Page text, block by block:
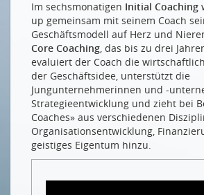
Im sechsmonatigen Initial Coaching
up gemeinsam mit seinem Coach
Geschäftsmodell auf Herz und
Core Coaching , das bis zu drei
evaluiert der Coach die
der Geschäftsidee, unterstützt die
Jungunternehmerinnen und -
Strategieentwicklung und zieht bei
Coaches» aus verschiedenen
Organisationsentwicklung,
geistiges Eigentum hinzu.